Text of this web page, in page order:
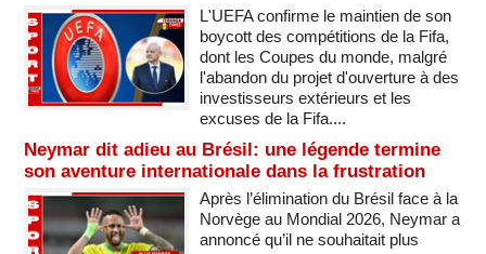
L'UEFA confirme le maintien de son
boycott des compétitions de la Fifa,
dont les Coupes du monde, malgré
l'abandon du projet d'ouverture à des
investisseurs extérieurs et les
excuses de la Fifa....
Neymar dit adieu au Brésil: une légende termine
son aventure internationale dans la frustration
Après l’élimination du Brésil face à la
Norvège au Mondial 2026, Neymar a
annoncé qu’il ne souhaitait plus